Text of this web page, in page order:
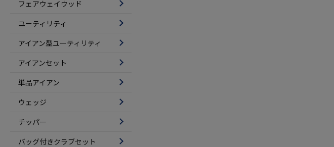
フェアウェイウッド
ユーティリティ
アイアン型ユーティリティ
アイアンセット
単品アイアン
ウェッジ
チッパー
バッグ付きクラブセット